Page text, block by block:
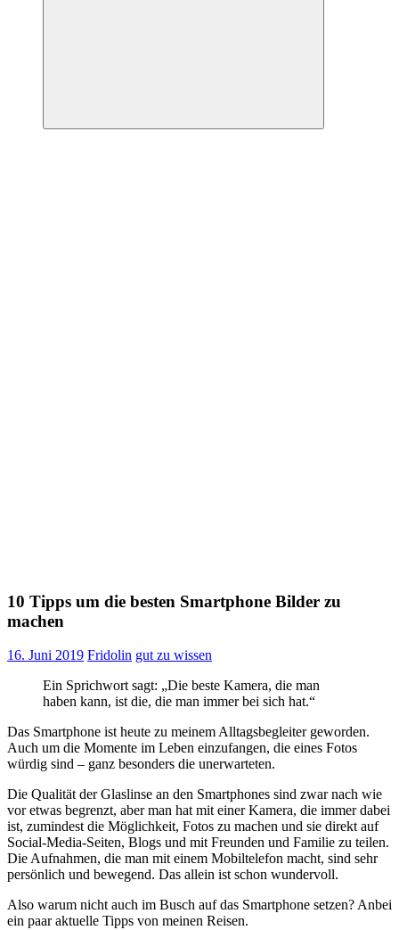
Suchen
10 Tipps um die besten Smartphone Bilder zu
machen
16. Juni 2019 Fridolin gut zu wissen
Ein Sprichwort sagt: „Die beste Kamera, die man
haben kann, ist die, die man immer bei sich hat.“
Das Smartphone ist heute zu meinem Alltagsbegleiter geworden.
Auch um die Momente im Leben einzufangen, die eines Fotos
würdig sind – ganz besonders die unerwarteten.
Die Qualität der Glaslinse an den Smartphones sind zwar nach wie
vor etwas begrenzt, aber man hat mit einer Kamera, die immer dabei
ist, zumindest die Möglichkeit, Fotos zu machen und sie direkt auf
Social-Media-Seiten, Blogs und mit Freunden und Familie zu teilen.
Die Aufnahmen, die man mit einem Mobiltelefon macht, sind sehr
persönlich und bewegend. Das allein ist schon wundervoll.
Also warum nicht auch im Busch auf das Smartphone setzen? Anbei
ein paar aktuelle Tipps von meinen Reisen.